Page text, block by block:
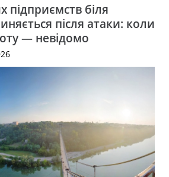
підприємств біля
після атаки: коли
— невідомо